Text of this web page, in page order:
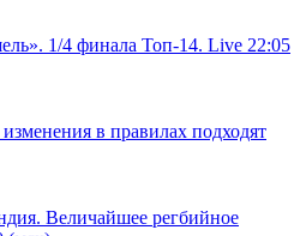
1/4 финала Топ-14. Live 22:05
в правилах подходят
Величайшее регбийное